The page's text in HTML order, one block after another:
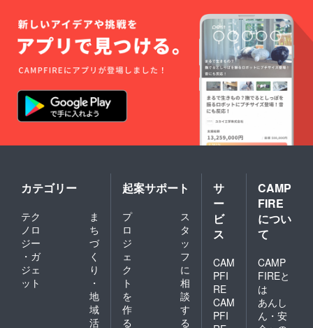
も可能
です ■
お店
オープ
ンは11
月〜12
月を予
定して
おりま
す
通常通
り『参
謀
BAR』
として
営業致
しま
す。会
員様は
2000円
以降の
で飲み
放題を
延長す
ること
も可能
です ■
ンは11
月〜12
月を予
定して
おりま
の肉
コース
(6000
円) ・晩
酌のお
供に！
低温調
理のお
つまみ
円) ※お
み放題
4000円)
※料理は
コース2
本の中
からい
ずれか
となり
ます。
■21：
00以降
は通常
通り
ませ
ん。）
■先行予
約権付
きのリ
ターン
をご購
入頂い
た会員
は、一
般予約
開始前
望のご
予約日
を1日お
取り致
しま
■CAMP
会員に
なられ
た会員
様は、
以下の
コース
カテゴリー
テク
ノロ
ジー
・ガ
ジェ
ット
ま
ち
づ
く
り
・
地
域
活
起案サポート
プ
ロ
ジ
ェ
ク
ト
を
作
る
ス
タ
ッ
フ
に
相
談
す
る
サ
ー
ビ
ス
CAM
PFI
RE
CAM
PFI
CAMP
FIRE
につい
て
CAMP
FIREと
は
あんし
ん・安